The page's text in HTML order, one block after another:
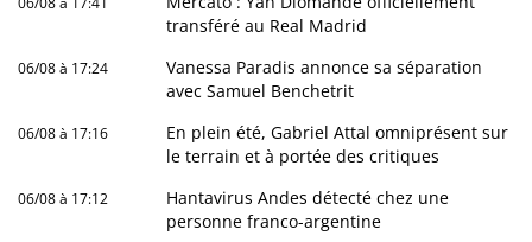
transféré au Real Madrid
06/08 à 17:24
Vanessa Paradis annonce sa séparation
avec Samuel Benchetrit
06/08 à 17:16
En plein été, Gabriel Attal omniprésent sur
le terrain et à portée des critiques
06/08 à 17:12
Hantavirus Andes détecté chez une
personne franco-argentine